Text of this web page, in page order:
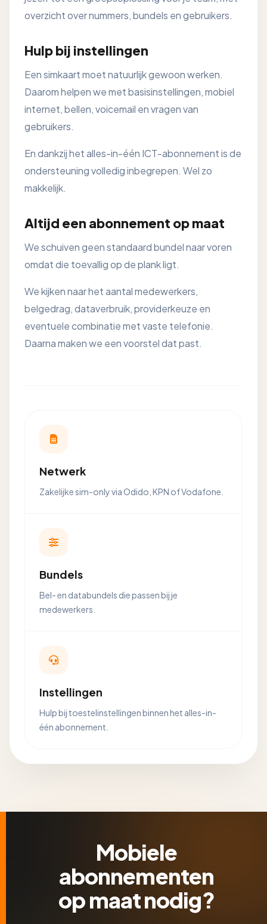
overzicht over nummers, bundels en gebruikers.
Hulp bij instellingen
Een simkaart moet natuurlijk gewoon werken.
Daarom helpen we met basisinstellingen, mobiel
internet, bellen, voicemail en vragen van
gebruikers.
En dankzij het alles-in-één ICT-abonnement is de
ondersteuning volledig inbegrepen. Wel zo
makkelijk.
Altijd een abonnement op maat
We schuiven geen standaard bundel naar voren
omdat die toevallig op de plank ligt.
We kijken naar het aantal medewerkers,
belgedrag, dataverbruik, providerkeuze en
eventuele combinatie met vaste telefonie.
Daarna maken we een voorstel dat past.
Netwerk
Zakelijke sim-only via Odido, KPN of Vodafone.
Bundels
Bel- en databundels die passen bij je
medewerkers.
Instellingen
Hulp bij toestelinstellingen binnen het alles-in-
één abonnement.
Mobiele
abonnementen
op maat nodig?